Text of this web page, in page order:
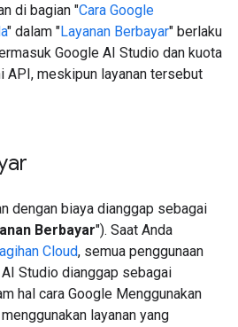
di bagian "Cara Google
" dalam "Layanan Berbayar" berlaku
Google AI Studio dan kuota
API, meskipun layanan tersebut
dengan biaya dianggap sebagai
Berbayar"). Saat Anda
Cloud, semua penggunaan
Studio dianggap sebagai
hal cara Google Menggunakan
layanan yang